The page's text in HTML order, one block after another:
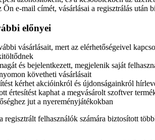
Ön e-mail címét, vásárlásai a regisztrálás után
előnyei
vásárlásait, mert az elérhetőségeivel
és bejelentkezett, megjelenik saját
követheti vásárlásait
kérhet akcióinkról és újdonságainkról
értesítést kaphat a megvásárolt szoftver
jut a nyereményjátékokban
regisztrált felhasználók számára biztosított